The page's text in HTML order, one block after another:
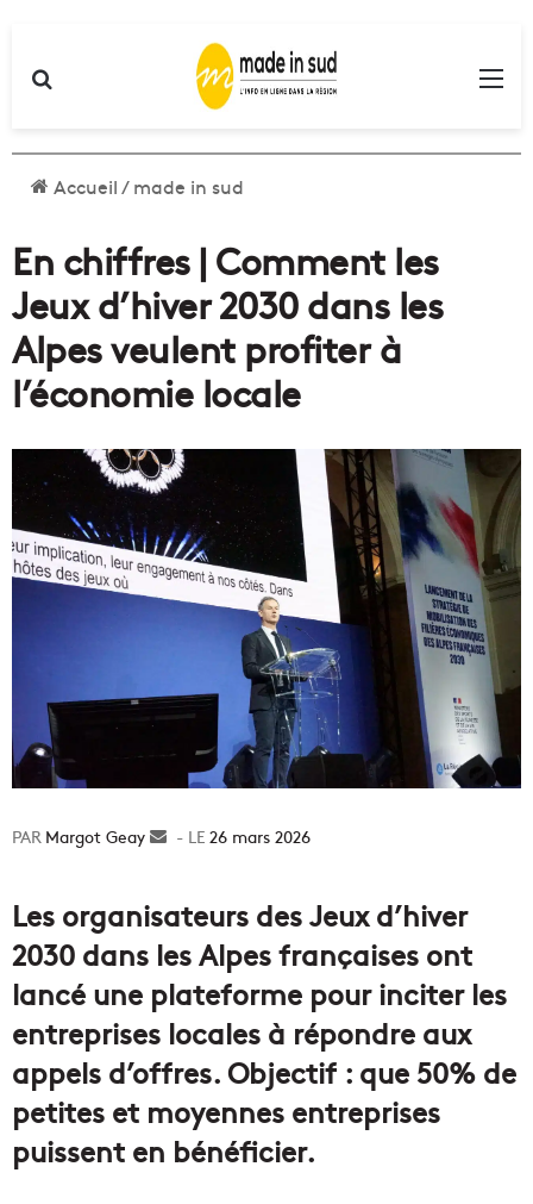
Accueil/made in sud
En chiffres | Comment les
Jeux d’hiver 2030 dans les
Alpes veulent profiter à
l’économie locale
Margot Geay
Envoyer26 mars 2026
Les organisateurs des Jeux d’hiver
2030 dans les Alpes françaises ont
lancé une plateforme pour inciter les
entreprises locales à répondre aux
appels d’offres. Objectif : que 50% de
petites et moyennes entreprises
puissent en bénéficier.